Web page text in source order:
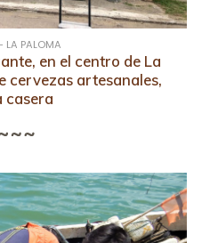
LA PALOMA
en el centro de La
cervezas artesanales,
casera